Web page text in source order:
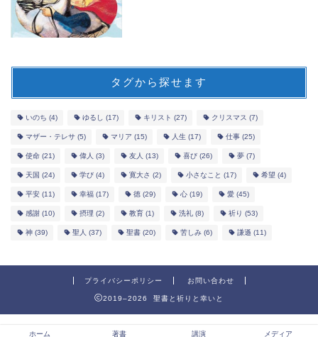
タグから探せます
いのち (4) ゆるし (17) キリスト (27) クリスマス (7)
マザー・テレサ (5) マリア (15) 人生 (17) 仕事 (25)
使命 (21) 偉人 (3) 友人 (13) 喜び (26) 夢 (7)
天国 (24) 学び (4) 寛大さ (2) 小さなこと (17) 希望 (4)
平安 (11) 幸福 (17) 徳 (29) 心 (19) 愛 (45)
感謝 (10) 摂理 (2) 教育 (1) 洗礼 (8) 祈り (53)
神 (39) 聖人 (37) 聖書 (20) 苦しみ (6) 謙遜 (11)
プライバシーポリシー お問い合わせ
2019–2026 聖書と祈りと幸いと
ホーム 著書 講演 メディア